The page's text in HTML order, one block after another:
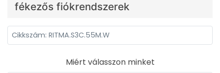
fékezős fiókrendszerek
Cikkszám: RITMA.S3C.55M.W
Miért válasszon minket